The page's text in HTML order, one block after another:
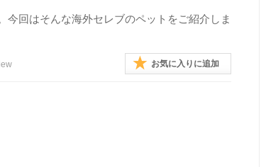
今回はそんな海外セレブのペットをご紹介しま
お気に入りに追加